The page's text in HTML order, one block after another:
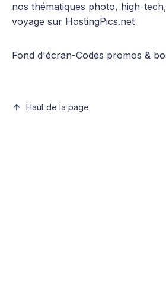
nos thématiques photo, high-
voyage sur HostingPics.net
Fond d'écran-Codes promos &
Haut de la page